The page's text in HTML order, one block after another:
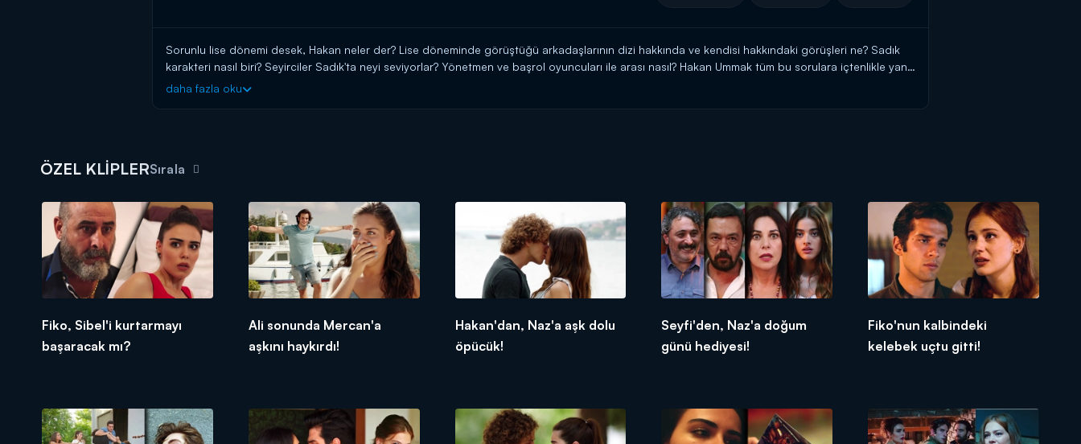
Sorunlu lise dönemi desek, Hakan neler der? Lise döneminde görüştüğü arkadaşlarının dizi hakkında ve kendisi hakkındaki görüşleri ne? Sadık
karakteri nasıl biri? Seyirciler Sadık'ta neyi seviyorlar? Yönetmen ve başrol oyuncuları ile arası nasıl? Hakan Ummak tüm bu sorulara içtenlikle yanıt
verdi!
daha fazla oku
ÖZEL KLİPLERSırala
Fiko, Sibel'i kurtarmayı
başaracak mı?
Ali sonunda Mercan'a
aşkını haykırdı!
Hakan'dan, Naz'a aşk dolu
öpücük!
Seyfi'den, Naz'a doğum
günü hediyesi!
Fiko'nun kalbindeki
kelebek uçtu gitti!